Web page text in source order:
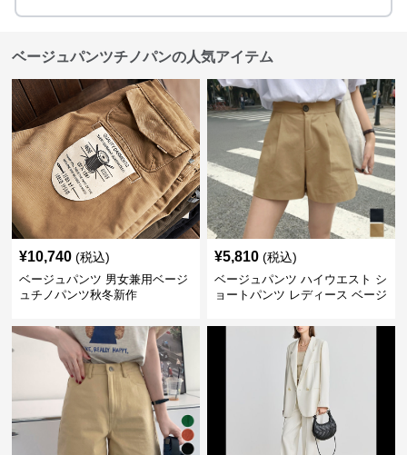
ベージュパンツチノパンの人気アイテム
¥10,740 (税込)
ベージュパンツ 男女兼用ベージ
ュチノパンツ秋冬新作
¥5,810 (税込)
ベージュパンツ ハイウエスト シ
ョートパンツ レディース ベージ